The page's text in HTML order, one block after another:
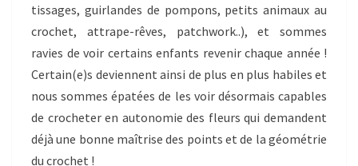
tissages, guirlandes de pompons, petits animaux au
crochet, attrape-rêves, patchwork..), et sommes
ravies de voir certains enfants revenir chaque année !
Certain(e)s deviennent ainsi de plus en plus habiles et
nous sommes épatées de les voir désormais capables
de crocheter en autonomie des fleurs qui demandent
déjà une bonne maîtrise des points et de la géométrie
du crochet !